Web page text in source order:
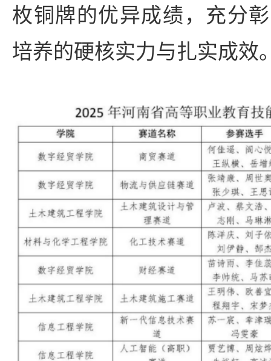
枚铜牌的优异成绩，充分
培养的硬核实力与扎实成效